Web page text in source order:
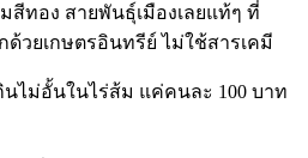
สีทอง สายพันธุ์เมืองเลยแท้ๆ ที่
วยเกษตรอินทรีย์ ไม่ใช้สารเคมี
ไม่อั้นในไร่ส้ม แค่คนละ 100 บาท